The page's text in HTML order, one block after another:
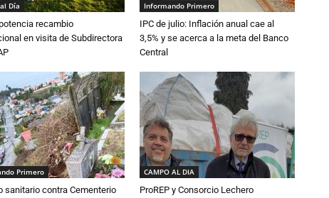
Día
recambio
en visita de Subdirectora
Informando Primero
IPC de julio: Inflación anual cae al
3,5% y se acerca a la meta del Banco
Central
Primero
sanitario contra Cementerio
CAMPO AL DIA
ProREP y Consorcio Lechero